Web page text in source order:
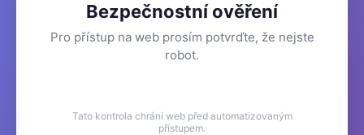
Bezpečnostní ověření
Pro přístup na web prosím potvrďte, že nejste
robot.
Tato kontrola chrání web před automatizovaným
přístupem.